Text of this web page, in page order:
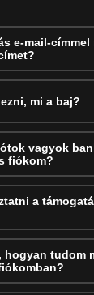
e-mail-címmel
mi a baj?
vagyok
fiókom?
a
hogyan tudom